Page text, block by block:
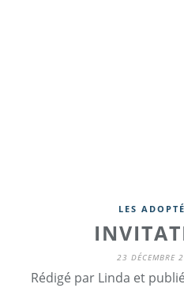
LES
23 DÉCEMBRE
Rédigé par Linda et